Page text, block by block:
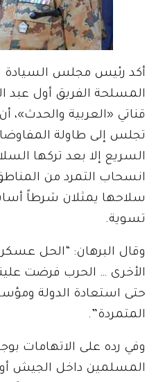
أكد رئيس مجلس السيادة
المسلحة الفريق أول عبد
قناتي «العربية والحدث»،
تجلس إلى طاولة
السريع إلا بعد تركها
انسحاب التمرد من
سلاحها يمثلان شرطاً
تسوية.
وقال البرهان: “الحل
الأخرى … الحرب فرضت
حتى استعادة الدولة
المتمردة”.
وفي رده على الاتهامات
المسلمين داخل الجيش أو